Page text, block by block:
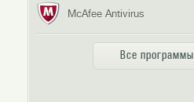
McAfee Antivirus
Все программы